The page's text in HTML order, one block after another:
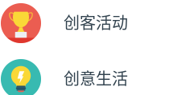
创客活动
创意生活